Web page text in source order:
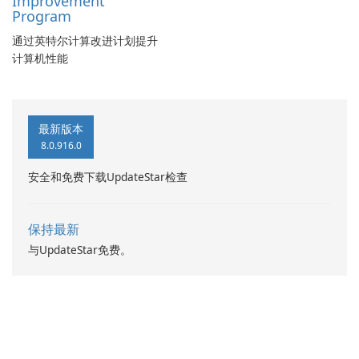
Program
通过英特尔计算改进计划提升
计算机性能
最新版本
8.0.916.0
安全和免费下载UpdateStar检查
保持最新
与UpdateStar免费。